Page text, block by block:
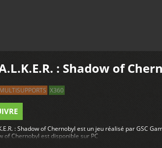
: Shadow of
X360
: Shadow of Chernobyl est un jeu réalisé par GSC
of Chernobyl est disponible sur PC